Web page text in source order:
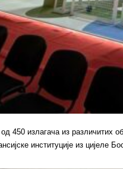
450 излагача из различитих
институције из цијеле